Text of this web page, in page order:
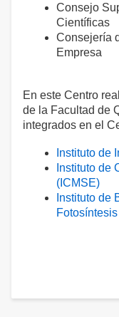
Consejo
Científicas
Consejería
Empresa
En este Centro
de la Facultad de
integrados en el
Instituto de
Instituto de
(ICMSE)
Instituto de